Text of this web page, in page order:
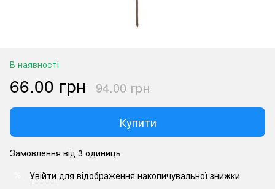
В наявності
66.00 грн 94.00 грн
Купити
Замовлення від 3 одиниць
Увійти для відображення накопичувальної знижки